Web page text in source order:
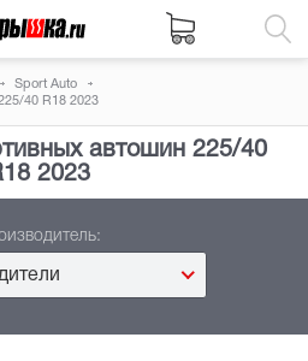
Sport Auto
40 R18 2023
автошин 225/40
2023